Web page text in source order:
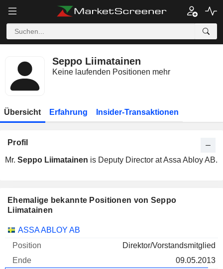
Seppo Liimatainen
Keine laufenden Positionen mehr
Übersicht Erfahrung Insider-Transaktionen
Profil
Mr. Seppo Liimatainen is Deputy Director at Assa Abloy AB.
Ehemalige bekannte Positionen von Seppo
Liimatainen
Unternehmen Position
ASSA ABLOY AB
Direktor/Vorstandsmitglied
09.05.2013